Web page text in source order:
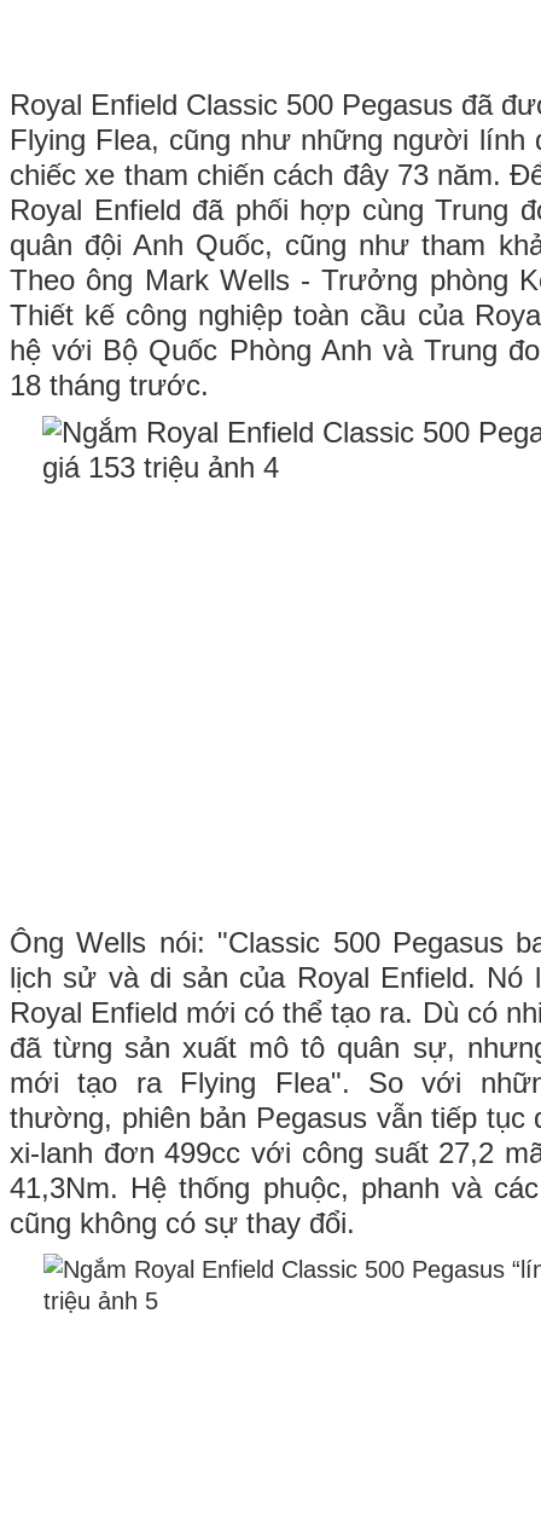
Royal Enfield Classic 500 Pegasus đã
Flying Flea, cũng như những người lính
chiếc xe tham chiến cách đây 73 năm.
Royal Enfield đã phối hợp cùng Trung
quân đội Anh Quốc, cũng như tham
Theo ông Mark Wells - Trưởng phòng
Thiết kế công nghiệp toàn cầu của
hệ với Bộ Quốc Phòng Anh và Trung
18 tháng trước.
Ông Wells nói: "Classic 500 Pegasus
lịch sử và di sản của Royal Enfield. Nó
Royal Enfield mới có thể tạo ra. Dù có
đã từng sản xuất mô tô quân sự,
mới tạo ra Flying Flea". So với
thường, phiên bản Pegasus vẫn tiếp
xi-lanh đơn 499cc với công suất 27,2
41,3Nm. Hệ thống phuộc, phanh và
cũng không có sự thay đổi.